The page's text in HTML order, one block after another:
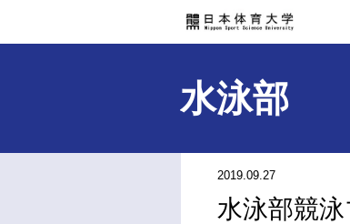
水泳部
2019.09.27
水泳部競